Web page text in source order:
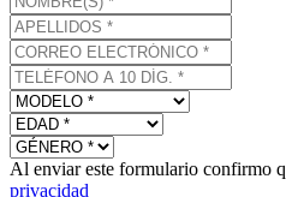
Al enviar este formulario confirmo
privacidad